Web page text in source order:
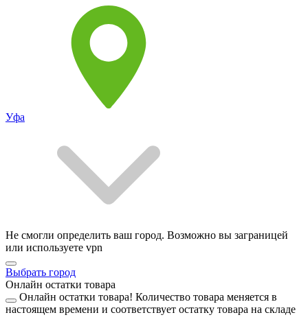
Уфа
Не смогли определить ваш город. Возможно вы заграницей
или используете vpn
Выбрать город
Онлайн остатки товара
Онлайн остатки товара! Количество товара меняется в
настоящем времени и соответствует остатку товара на складе